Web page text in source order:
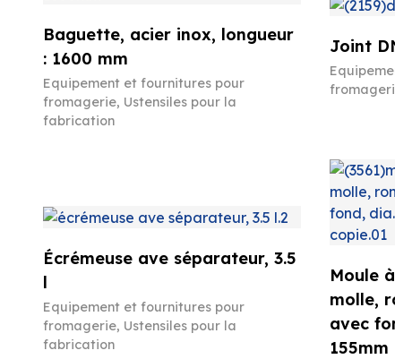
Baguette, acier inox, longueur
: 1600 mm
Equipement et fournitures pour
fromagerie, Ustensiles pour la
fabrication
Joint
Écrémeuse ave séparateur, 3.5
l
Equipement et fournitures pour
fromagerie, Ustensiles pour la
fabrication
Moule
molle,
avec
155mm